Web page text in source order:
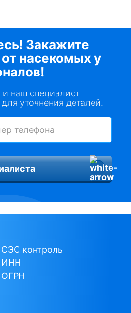
Закажите
насекомых у
и наш специалист
уточнения деталей.
СЭС контроль
ИНН
ОГРН